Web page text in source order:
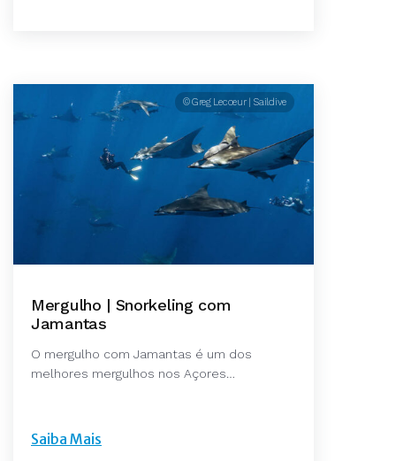
© Greg Lecoeur | Saildive
Mergulho | Snorkeling com
Jamantas
O mergulho com Jamantas é um dos
melhores mergulhos nos Açores…
Saiba Mais